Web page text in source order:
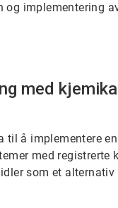
og implementering
med
til å implementere
med registrerte
som et alternativ